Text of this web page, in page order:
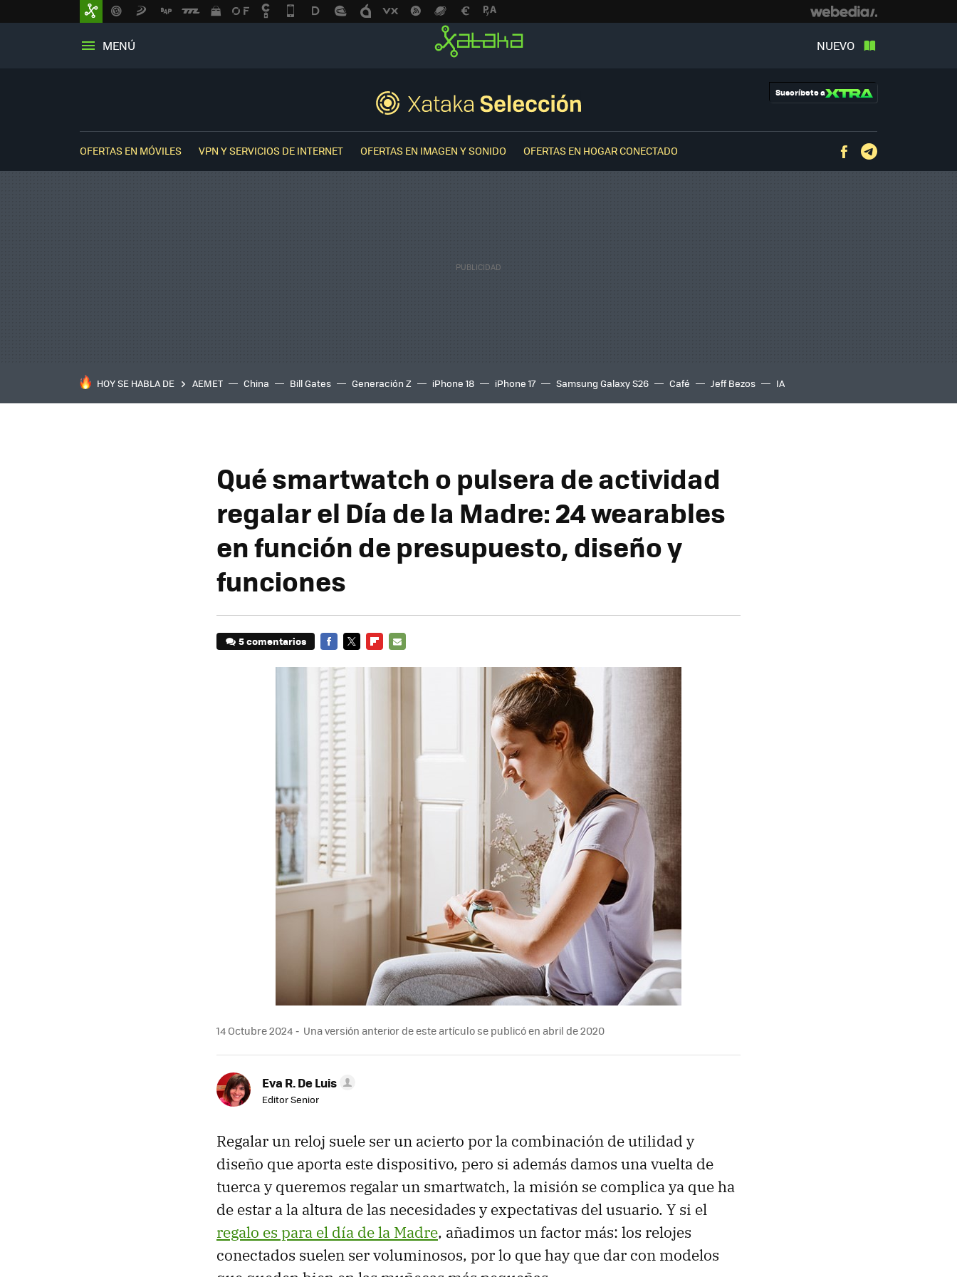
MENÚ NUEVO
Suscríbete a
OFERTAS EN MÓVILES VPN Y SERVICIOS DE INTERNET OFERTAS EN IMAGEN Y SONIDO OFERTAS EN HOGAR CONECTADO Facebook
HOY SE HABLA DE AEMET China Bill Gates Generación Z iPhone 18 iPhone 17 Samsung Galaxy S26 Café Jeff Bezos IA
Qué smartwatch o pulsera de actividad
regalar el Día de la Madre: 24 wearables
en función de presupuesto, diseño y
funciones
5 comentarios
14 Octubre 2024 Una versión anterior de este artículo se publicó en abril de 2020
Eva R. De Luis
Editor Senior
Regalar un reloj suele ser un acierto por la combinación de utilidad y
diseño que aporta este dispositivo, pero si además damos una vuelta de
tuerca y queremos regalar un smartwatch, la misión se complica ya que ha
de estar a la altura de las necesidades y expectativas del usuario. Y si el
regalo es para el día de la Madre, añadimos un factor más: los relojes
conectados suelen ser voluminosos, por lo que hay que dar con modelos